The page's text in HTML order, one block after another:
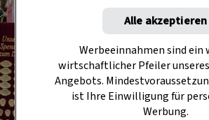
Alle akzeptieren
Werbeeinnahmen sind
wirtschaftlicher Pfeiler
Angebots.
ist Ihre Einwilligung für
Werbung.